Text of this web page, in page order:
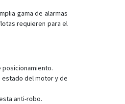
gama de alarmas
requieren para el
posicionamiento.
estado del motor y de
anti-robo.